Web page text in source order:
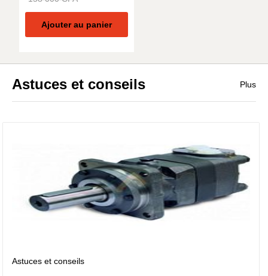
Ajouter au panier
Astuces et conseils Plus
Astuces et conseils